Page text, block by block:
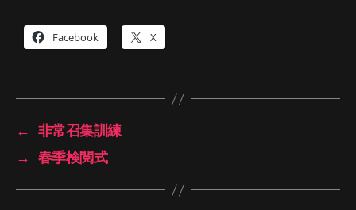
Facebook X
←
非常召集訓練
→
春季検閲式